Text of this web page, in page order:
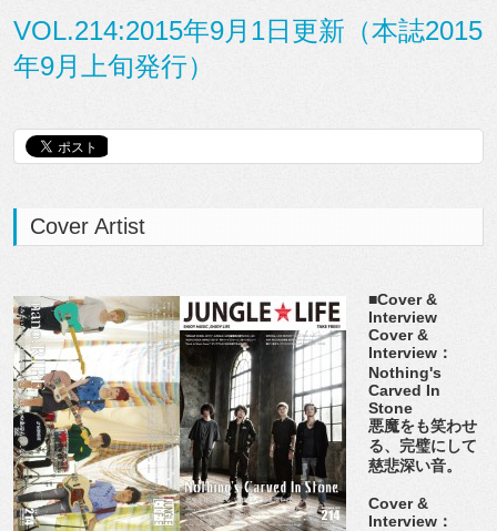
VOL.214:2015年9月1日更新（本誌2015
年9月上旬発行）
Cover Artist
■Cover &
Interview
Cover &
Interview：
Nothing's
Carved In
Stone
悪魔をも笑わせ
る、完璧にして
慈悲深い音。
Cover &
Interview：